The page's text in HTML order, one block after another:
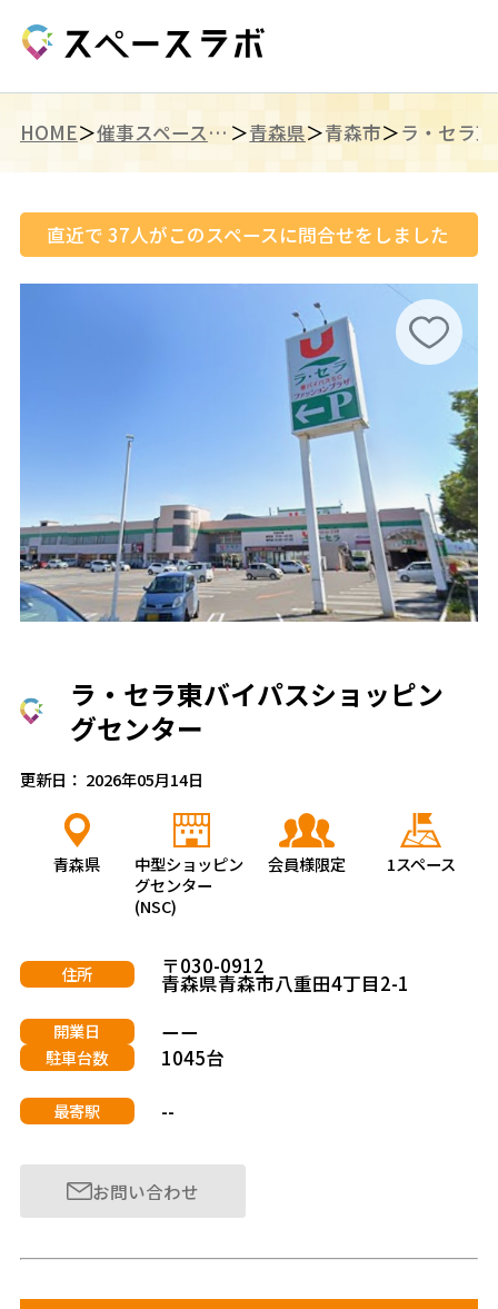
HOME 催事スペース（東北） 青森県 青森市
直近で 37人がこのスペースに問合せをしました
ラ・セラ東バイパスショッピン
グセンター
更新日： 2026年05月14日
青森県
中型ショッピン
グセンター
(NSC)
会員様限定 1スペース
住所 〒030-0912
青森県青森市八重田4丁目2-1
開業日 ーー
駐車台数 1045台
最寄駅 --
お問い合わせ